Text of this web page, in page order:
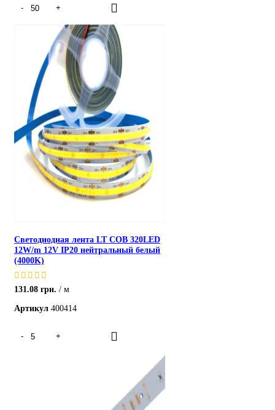
Светодиодная лента LT COB 320LED
12W/m 12V IP20 нейтральный белый
(4000K)
131.08 грн.
м
Артикул 400414